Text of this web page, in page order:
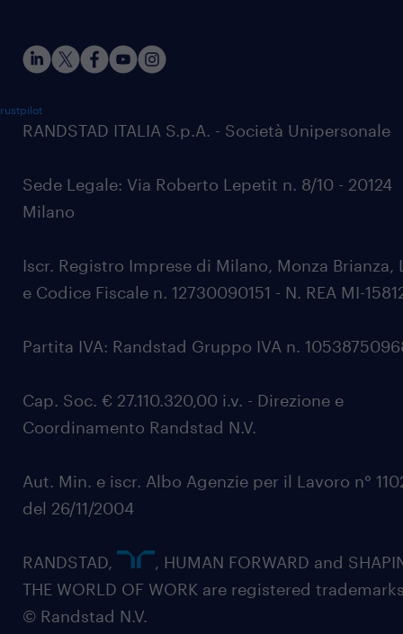
RANDSTAD ITALIA S.p.A. - Società Unipersonale
Sede Legale: Via Roberto Lepetit n. 8/10 - 20124
Milano
Iscr. Registro Imprese di Milano, Monza Brianza,
e Codice Fiscale n. 12730090151 - N. REA MI-
Partita IVA: Randstad Gruppo IVA n.
Cap. Soc. € 27.110.320,00 i.v. - Direzione e
Coordinamento Randstad N.V.
Aut. Min. e iscr. Albo Agenzie per il Lavoro n°
del 26/11/2004
RANDSTAD,
, HUMAN FORWARD and
THE WORLD OF WORK are registered
© Randstad N.V.